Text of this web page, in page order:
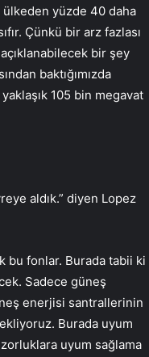
ülkeden yüzde 40 daha
Çünkü bir arz fazlası
bir şey
baktığımızda
105 bin megavat
aldık.” diyen Lopez
bu fonlar. Burada tabii ki
Sadece güneş
enerjisi santrallerinin
Burada uyum
uyum sağlama